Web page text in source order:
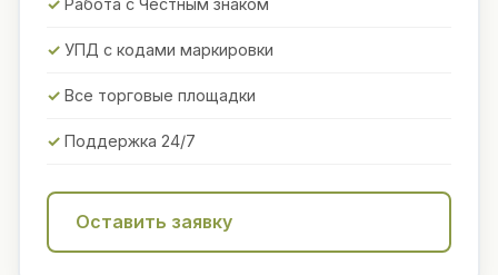
Работа с Честным знаком
УПД с кодами маркировки
Все торговые площадки
Поддержка 24/7
Оставить заявку